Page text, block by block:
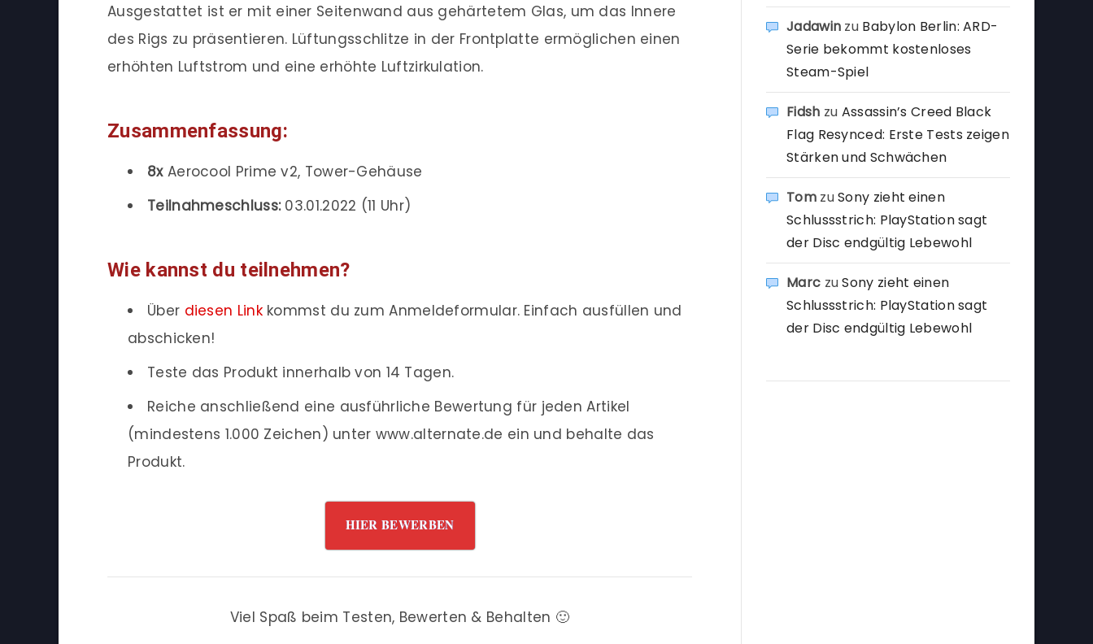
Ausgestattet ist er mit einer Seitenwand aus gehärtetem Glas, um das Innere
des Rigs zu präsentieren. Lüftungsschlitze in der Frontplatte ermöglichen einen
erhöhten Luftstrom und eine erhöhte Luftzirkulation.
Zusammenfassung:
8xAerocool Prime v2, Tower-Gehäuse
Teilnahmeschluss:03.01.2022 (11 Uhr)
Wie kannst du teilnehmen?
Über diesen Linkkommst du zum Anmeldeformular. Einfach ausfüllen und
abschicken!
Teste das Produkt innerhalb von 14 Tagen.
Reiche anschließend eine ausführliche Bewertung für jeden Artikel
(mindestens 1.000 Zeichen) unter www.alternate.de ein und behalte das
Produkt.
HIER BEWERBEN
Viel Spaß beim Testen, Bewerten & Behalten 🙂
Jadawin zu Babylon Berlin: ARD-
Serie bekommt kostenloses
Steam-Spiel
Fidsh zu Assassin’s Creed Black
Flag Resynced: Erste Tests zeigen
Stärken und Schwächen
TomzuSony zieht einen
Schlussstrich: PlayStation sagt
der Disc endgültig Lebewohl
Marc zuSony zieht einen
Schlussstrich: PlayStation sagt
der Disc endgültig Lebewohl